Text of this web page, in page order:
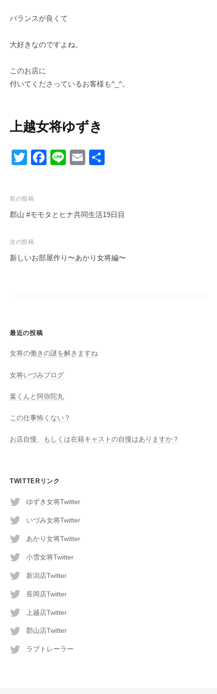
バランスが良くて
大好きなのですよね。
このお店に
付いてくださっているお客様も^_^。
上越女将ゆずき
T
er
F
b
o
k
Li
E
投
稿
ビ
ゲ
前の投稿
郡山 #モモタとヒナ共同生活19日目
次の投稿
新しいお部屋作り〜あかり女将編〜
最近の投稿
女将の働きの謎を解きますね
女将いづみブログ
葉くんと阿弥陀丸
この仕事怖くない？
お店自慢、もしくは在籍キャストの自慢はありますか？
TWITTERリンク
ゆずき女将Twitter
いづみ女将Twitter
あかり女将Twitter
小雪女将Twitter
新潟店Twitter
長岡店Twitter
上越店Twitter
郡山店Twitter
ラブトレーラー